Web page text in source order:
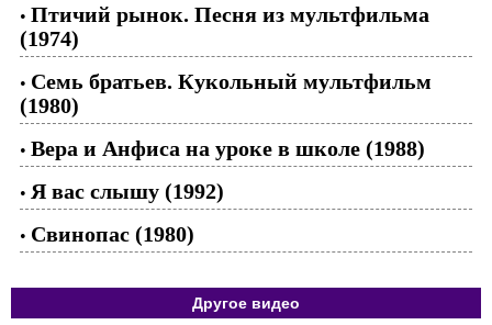
• Птичий рынок. Песня из мультфильма
(1974)
• Семь братьев. Кукольный мультфильм
(1980)
• Вера и Анфиса на уроке в школе (1988)
• Я вас слышу (1992)
• Свинопас (1980)
Другое видео